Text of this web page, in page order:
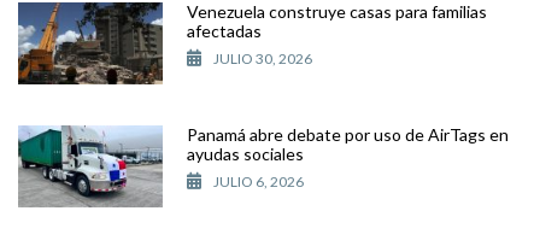
Venezuela construye casas para familias
afectadas
JULIO 30, 2026
Panamá abre debate por uso de AirTags en
ayudas sociales
JULIO 6, 2026